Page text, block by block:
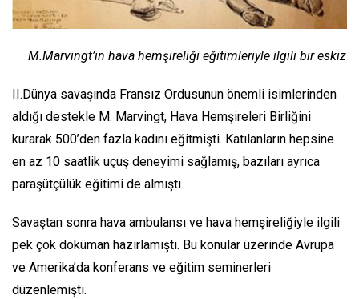
M.Marvingt’in hava hemşireliği eğitimleriyle ilgili bir eskiz
II.Dünya savaşında Fransız Ordusunun önemli isimlerinden
aldığı destekle M. Marvingt, Hava Hemşireleri Birliğini
kurarak 500’den fazla kadını eğitmişti. Katılanların hepsine
en az 10 saatlik uçuş deneyimi sağlamış, bazıları ayrıca
paraşütçülük eğitimi de almıştı.
Savaştan sonra hava ambulansı ve hava hemşireliğiyle ilgili
pek çok doküman hazırlamıştı. Bu konular üzerinde Avrupa
ve Amerika’da konferans ve eğitim seminerleri
düzenlemişti.